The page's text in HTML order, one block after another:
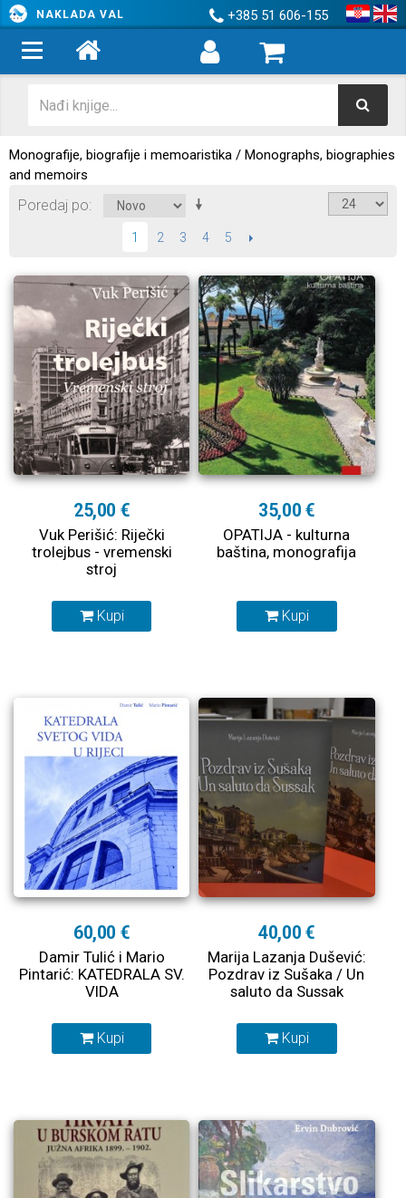
NAKLADA VAL +385 51 606-155
Monografije, biografije i memoaristika / Monographs, biographies
and memoirs
Poredaj po
1 2 3 4 5 SLIJEDEĆI
25,00 €
Vuk Perišić: Riječki
trolejbus - vremenski
stroj
Kupi
35,00 €
OPATIJA - kulturna
baština, monografija
Kupi
60,00 €
Damir Tulić i Mario
Pintarić: KATEDRALA SV.
VIDA
Kupi
40,00 €
Marija Lazanja Dušević:
Pozdrav iz Sušaka / Un
saluto da Sussak
Kupi